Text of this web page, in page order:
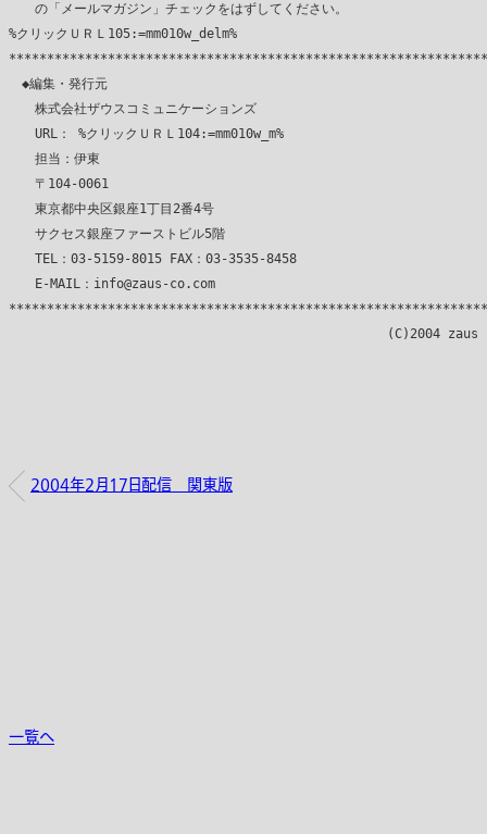
の「メールマガジン」チェックをはずしてください。
%クリックＵＲＬ105:=mm010w_delm%
◆編集・発行元
株式会社ザウスコミュニケーションズ
URL： %クリックＵＲＬ104:=mm010w_m%
担当：伊東
〒104-0061
東京都中央区銀座1丁目2番4号
サクセス銀座ファーストビル5階
TEL：03-5159-8015 FAX：03-3535-8458
E-MAIL：info@zaus-co.com
2004年2月17日配信 関東版
一覧へ